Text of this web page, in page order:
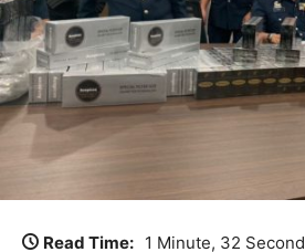
Read Time: 1 Minute, 32 Second